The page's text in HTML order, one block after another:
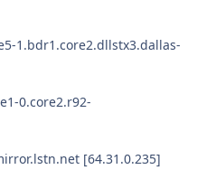
1.bdr1.core2.dllstx3.dallas-
0.core2.r92-
[64.31.0.235]